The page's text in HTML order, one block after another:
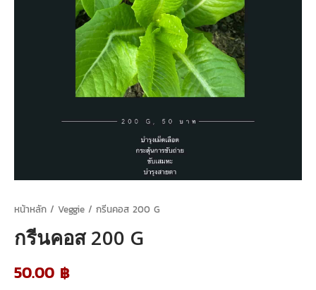
หน้าหลัก / Veggie / กรีนคอส 200 G
กรีนคอส 200 G
50.00 ฿